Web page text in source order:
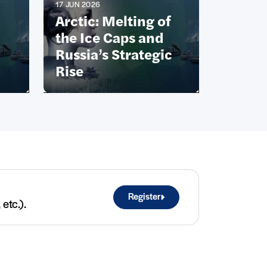
17 JUN 2026
Arctic: Melting of
the Ice Caps and
Russia’s Strategic
Rise
etc.).
Register